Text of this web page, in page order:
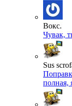
Вокс.
Чувак,
Sus
полная,